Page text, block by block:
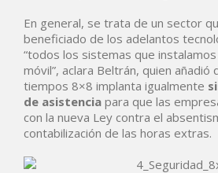
En general, se trata de un sector
beneficiado de los adelantos
“todos los sistemas que
móvil”, aclara Beltrán, quien añadió
tiempos 8×8 implanta igualmente
de asistencia para que las
con la nueva Ley contra el
contabilización de las horas extras.